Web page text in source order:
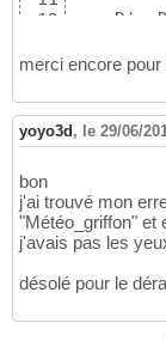
12
14
16
17
18
20
21
22
24
26
Dim
Dim
Set
Dim
End With
' - - -
With
merci encore pour
yoyo3d , le 29/06/
bon
j'ai trouvé mon
"Météo_griffon" et
j'avais pas les
désolé pour le